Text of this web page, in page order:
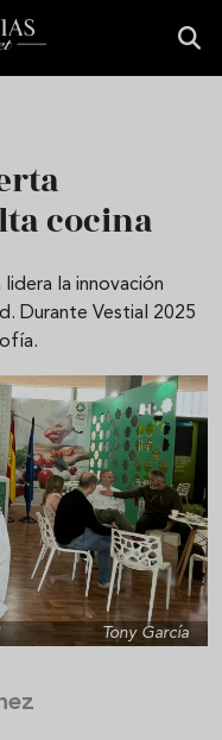
cocina
la innovación
Durante Vestial 2025
Tony García